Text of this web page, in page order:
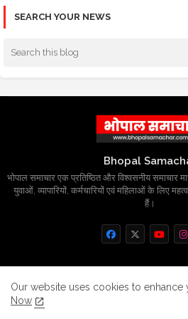
SEARCH YOUR NEWS
Bhopal
भोपाल समाचार एक प्रतिष्ठित और विश्वसनीय समाचार
युवाओं, व्यापारियों, कर्मचारियों एवं महिलाओं के लिए
हैं।
Home About Contact us
Our website uses cookies to enhance
Now